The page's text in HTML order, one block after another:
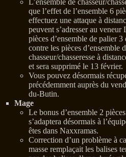
L’ensemble de chasseur/
que l’effet de l’ensemble 6
effectuez une attaque à
peuvent s’adresser au
pièces d’ensemble de palier 3
contre les pièces d’ensemble
chasseur/chasseresse à
et sera supprimé le 13 février.
Vous pouvez désormais
précédemment auprès du
du-Butin.
Mage
Le bonus d’ensemble 2
s’adaptera désormais à
êtes dans Naxxramas.
Correction d’un problème à
masse remplaçait les balises